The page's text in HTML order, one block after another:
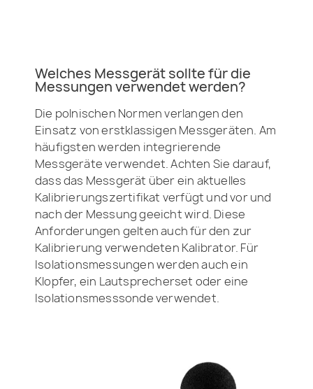
Welches Messgerät sollte für die
Messungen verwendet werden?
Die polnischen Normen verlangen den
Einsatz von erstklassigen Messgeräten. Am
häufigsten werden integrierende
Messgeräte verwendet. Achten Sie darauf,
dass das Messgerät über ein aktuelles
Kalibrierungszertifikat verfügt und vor und
nach der Messung geeicht wird. Diese
Anforderungen gelten auch für den zur
Kalibrierung verwendeten Kalibrator. Für
Isolationsmessungen werden auch ein
Klopfer, ein Lautsprecherset oder eine
Isolationsmesssonde verwendet.